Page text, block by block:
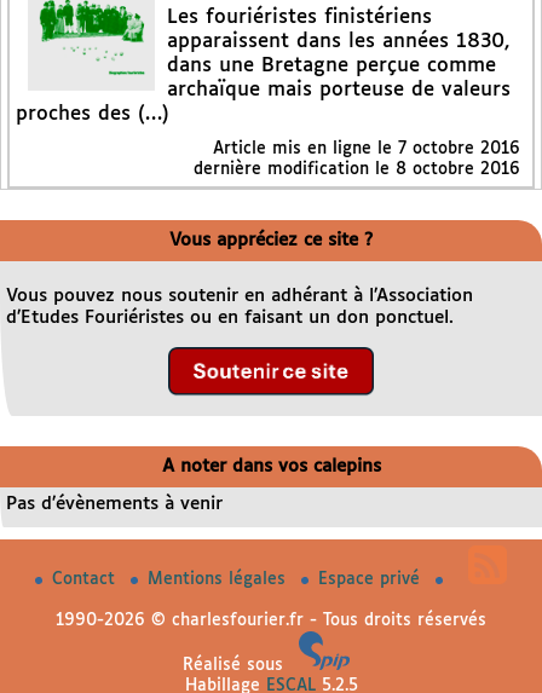
Les fouriéristes finistériens
apparaissent dans les années 1830,
dans une Bretagne perçue comme
archaïque mais porteuse de valeurs
proches des (…)
Article mis en ligne le 7 octobre 2016
dernière modification le 8 octobre 2016
Vous appréciez ce site ?
Vous pouvez nous soutenir en adhérant à l’Association
d’Etudes Fouriéristes ou en faisant un don ponctuel.
A noter dans vos calepins
Pas d’évènements à venir
Contact Mentions légales Espace privé
1990-2026 © charlesfourier.fr - Tous droits réservés
Réalisé sous
Habillage
ESCAL5.2.5